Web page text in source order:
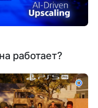
работает?